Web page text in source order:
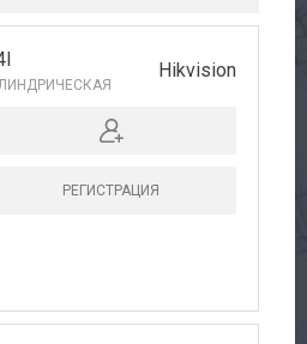
Hikvision
РЕГИСТРАЦИЯ